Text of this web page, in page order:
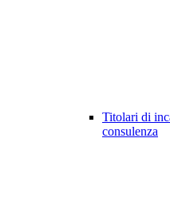
Titolari di
consulenza